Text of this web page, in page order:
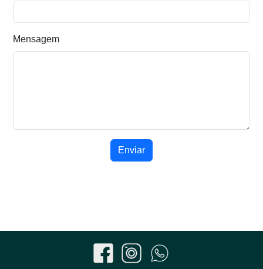
Mensagem
Enviar